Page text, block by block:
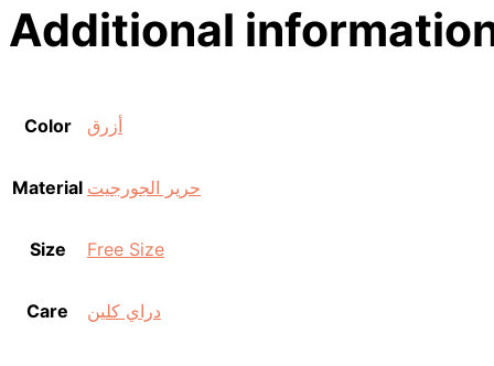
Additional
Color أزرق
Material حرير الجورجيت
Size Free Size
Care دراي كلين